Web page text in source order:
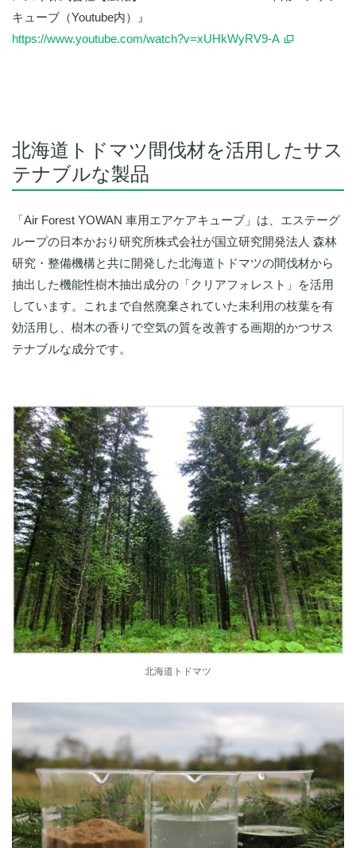
キューブ（Youtube内）』
https://www.youtube.com/watch?v=xUHkWyRV9-A
北海道トドマツ間伐材を活用したサス
テナブルな製品
「Air Forest YOWAN 車用エアケアキューブ」は、エステーグ
ループの日本かおり研究所株式会社が国立研究開発法人 森林
研究・整備機構と共に開発した北海道トドマツの間伐材から
抽出した機能性樹木抽出成分の「クリアフォレスト」を活用
しています。これまで自然廃棄されていた未利用の枝葉を有
効活用し、樹木の香りで空気の質を改善する画期的かつサス
テナブルな成分です。
北海道トドマツ